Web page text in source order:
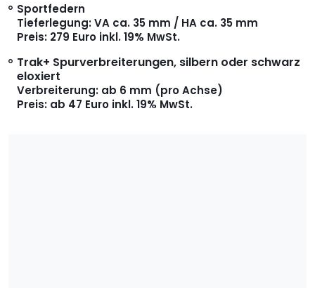
Sportfedern
Tieferlegung: VA ca. 35 mm / HA ca. 35 mm
Preis: 279 Euro inkl. 19% MwSt.
Trak+ Spurverbreiterungen, silbern oder schwarz
eloxiert
Verbreiterung: ab 6 mm (pro Achse)
Preis: ab 47 Euro inkl. 19% MwSt.